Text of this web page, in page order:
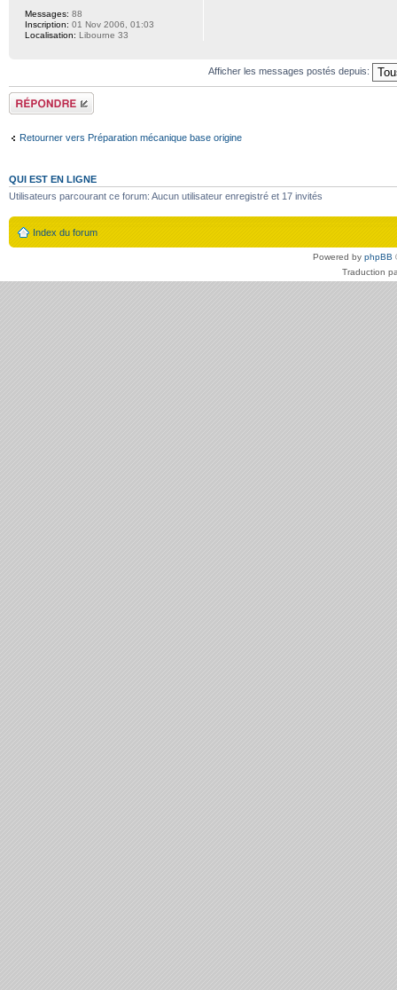
Messages: 88
Inscription: 01 Nov 2006, 01:03
Localisation: Libourne 33
Afficher les messages postés depuis:
Répondre
Retourner vers Préparation mécanique base origine
QUI EST EN LIGNE
Utilisateurs parcourant ce forum: Aucun utilisateur enregistré et 17 invités
Index du forum
Powered by phpBB
Traduction